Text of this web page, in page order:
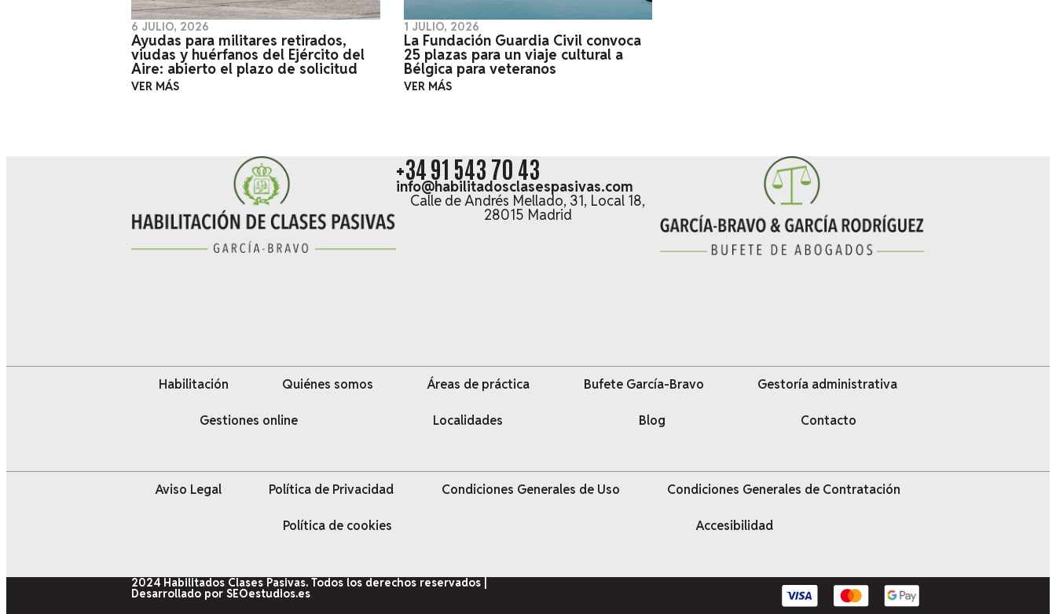
6 JULIO, 2026
Ayudas para militares retirados,
viudas y huérfanos del Ejército del
Aire: abierto el plazo de solicitud
VER MÁS
1 JULIO, 2026
La Fundación Guardia Civil convoca
25 plazas para un viaje cultural a
Bélgica para veteranos
VER MÁS
+34 91 543 70 43
info@habilitadosclasespasivas.com
Calle de Andrés Mellado, 31, Local 18,
28015 Madrid
Habilitación Quiénes somos Áreas de práctica Bufete García-Bravo Gestoría administrativa
Gestiones online Localidades Blog Contacto
Aviso Legal Política de Privacidad Condiciones Generales de Uso Condiciones Generales de Contratación
Política de cookies Accesibilidad
2024 Habilitados Clases Pasivas. Todos los derechos reservados |
Desarrollado por SEOestudios.es